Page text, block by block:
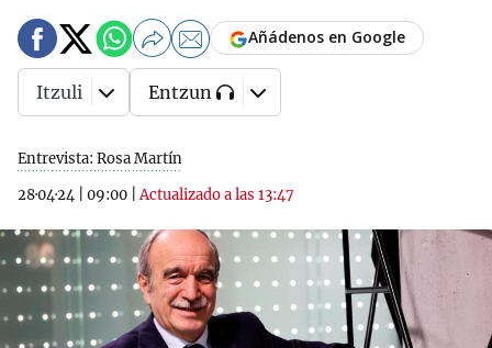
Entrevista: Rosa Martín
28·04·24
09:00 |Actualizado a las 13:47
Añádenos en Google
Itzuli Entzun